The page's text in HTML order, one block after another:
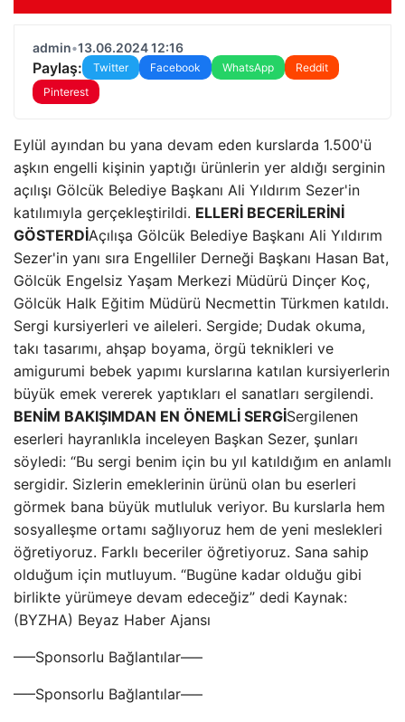
admin•13.06.2024 12:16
Paylaş: Twitter Facebook WhatsApp
Reddit
Pinterest
Eylül ayından bu yana devam eden kurslarda 1.500'ü
aşkın engelli kişinin yaptığı ürünlerin yer aldığı serginin
açılışı Gölcük Belediye Başkanı Ali Yıldırım Sezer'in
katılımıyla gerçekleştirildi. ELLERİ BECERİLERİNİ
GÖSTERDİAçılışa Gölcük Belediye Başkanı Ali Yıldırım
Sezer'in yanı sıra Engelliler Derneği Başkanı Hasan Bat,
Gölcük Engelsiz Yaşam Merkezi Müdürü Dinçer Koç,
Gölcük Halk Eğitim Müdürü Necmettin Türkmen katıldı.
Sergi kursiyerleri ve aileleri. Sergide; Dudak okuma,
takı tasarımı, ahşap boyama, örgü teknikleri ve
amigurumi bebek yapımı kurslarına katılan kursiyerlerin
büyük emek vererek yaptıkları el sanatları sergilendi.
BENİM BAKIŞIMDAN EN ÖNEMLİ SERGİSergilenen
eserleri hayranlıkla inceleyen Başkan Sezer, şunları
söyledi: “Bu sergi benim için bu yıl katıldığım en anlamlı
sergidir. Sizlerin emeklerinin ürünü olan bu eserleri
görmek bana büyük mutluluk veriyor. Bu kurslarla hem
sosyalleşme ortamı sağlıyoruz hem de yeni meslekleri
öğretiyoruz. Farklı beceriler öğretiyoruz. Sana sahip
olduğum için mutluyum. “Bugüne kadar olduğu gibi
birlikte yürümeye devam edeceğiz” dedi Kaynak:
(BYZHA) Beyaz Haber Ajansı
—–Sponsorlu Bağlantılar—–
—–Sponsorlu Bağlantılar—–